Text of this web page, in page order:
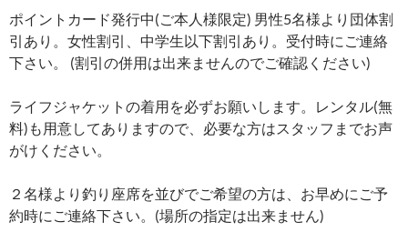
ポイントカード発行中(ご本人様限定) 男性5名様より団体割
引あり。女性割引、中学生以下割引あり。受付時にご連絡
下さい。 (割引の併用は出来ませんのでご確認ください)
ライフジャケットの着用を必ずお願いします。レンタル(無
料)も用意してありますので、必要な方はスタッフまでお声
がけください。
２名様より釣り座席を並びでご希望の方は、お早めにご予
約時にご連絡下さい。(場所の指定は出来ません)